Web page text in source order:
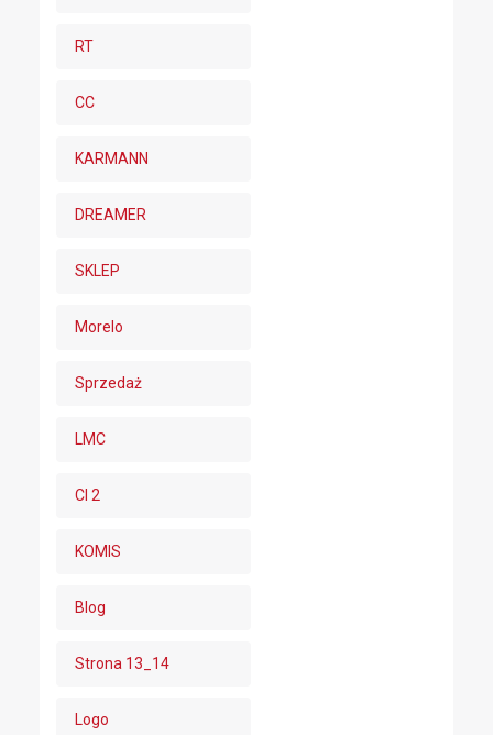
RT
CC
KARMANN
DREAMER
SKLEP
Morelo
Sprzedaż
LMC
CI 2
KOMIS
Blog
Strona 13_14
Logo